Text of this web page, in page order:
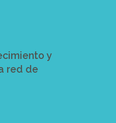
y
red de